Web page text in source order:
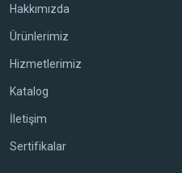
Hakkımızda
Ürünlerimiz
Hizmetlerimiz
Katalog
İletişim
Sertifikalar